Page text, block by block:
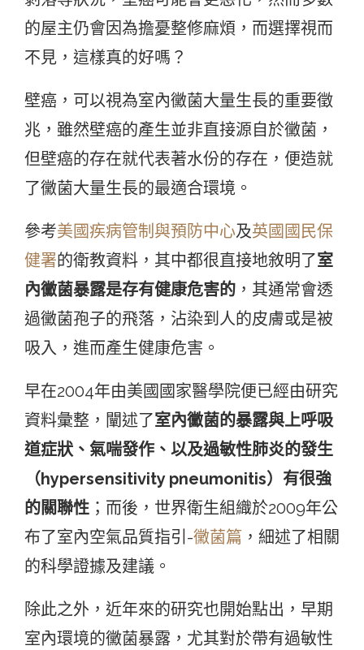
的屋主仍會因為擔憂整修麻煩，而選擇視而
不見，這樣真的好嗎？
壁癌，可以視為室內黴菌大量生長的重要徵
兆，雖然壁癌的產生並非直接源自於黴菌，
但壁癌的存在就代表著水份的存在，便造就
了黴菌大量生長的最適合環境。
參考美國疾病管制與預防中心及英國國民保
健署的衛教資料，其中都很直接地敘明了室
內黴菌暴露是存有健康危害的 ，其通常會透
過黴菌孢子的飛落，沾染到人的皮膚或是被
吸入，進而產生健康危害。
早在2004年由美國國家醫學院便已經由研究
資料彙整，闡述了室內黴菌的暴露與上呼吸
道症狀、氣喘發作、以及過敏性肺炎的發生
（hypersensitivity pneumonitis）有很強
的關聯性 ；而後，世界衛生組織於2009年公
布了室內空氣品質指引-黴菌篇 ，細述了相關
的科學證據及建議。
除此之外，近年來的研究也開始點出，早期
室內環境的黴菌暴露，尤其對於帶有過敏性